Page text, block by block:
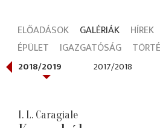
ELŐADÁSOK GALÉRIÁK HÍREK
ÉPÜLET
IGAZGATÓSÁG
2018/2019 2017/2018
I. L. Caragiale